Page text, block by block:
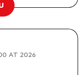
AT 2026